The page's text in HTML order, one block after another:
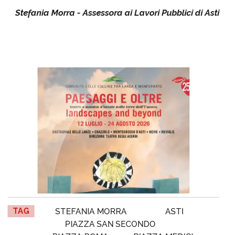
Stefania Morra - Assessora ai Lavori Pubblici di Asti
TAG STEFANIA MORRA
ASTI
PIAZZA SAN SECONDO